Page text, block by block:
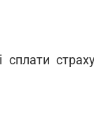
сплати